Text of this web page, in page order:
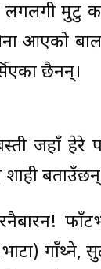
मुटु
आएको
छैनन्।
जहाँ हेरे
शाही
(भाटा)